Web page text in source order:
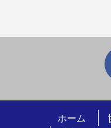
ホーム